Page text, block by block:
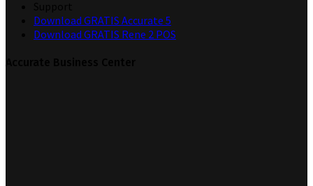
Download GRATIS Accurate 5
Download GRATIS Rene 2 POS